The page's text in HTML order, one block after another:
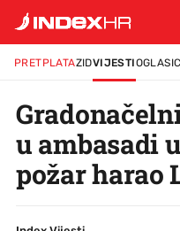
PRETPLATAZIDVIJESTIOGLASI
u ambasadi
požar harao